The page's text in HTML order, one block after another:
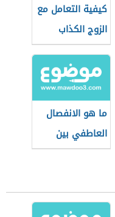
كيفية التعامل مع
الزوج الكذاب
ما هو الانفصال
العاطفي بين
الزوجين